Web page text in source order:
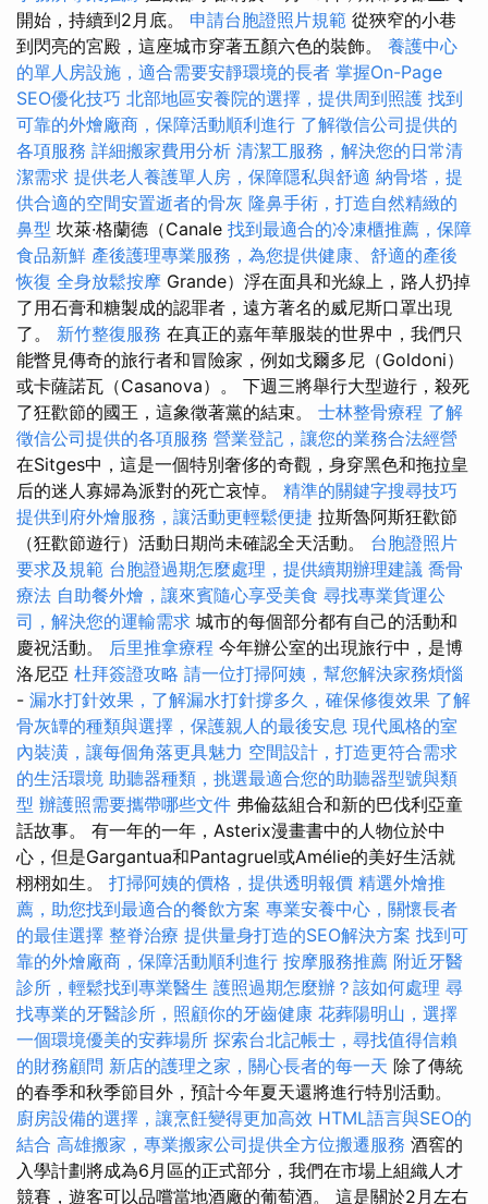
開始，持續到2月底。 申請台胞證照片規範 從狹窄的小巷
到閃亮的宮殿，這座城市穿著五顏六色的裝飾。 養護中心
的單人房設施，適合需要安靜環境的長者 掌握On-Page
SEO優化技巧 北部地區安養院的選擇，提供周到照護 找到
可靠的外燴廠商，保障活動順利進行 了解徵信公司提供的
各項服務 詳細搬家費用分析 清潔工服務，解決您的日常清
潔需求 提供老人養護單人房，保障隱私與舒適 納骨塔，提
供合適的空間安置逝者的骨灰 隆鼻手術，打造自然精緻的
鼻型 坎萊·格蘭德（Canale 找到最適合的冷凍櫃推薦，保障
食品新鮮 產後護理專業服務，為您提供健康、舒適的產後
恢復 全身放鬆按摩 Grande）浮在面具和光線上，路人扔掉
了用石膏和糖製成的認罪者，遠方著名的威尼斯口罩出現
了。 新竹整復服務 在真正的嘉年華服裝的世界中，我們只
能瞥見傳奇的旅行者和冒險家，例如戈爾多尼（Goldoni）
或卡薩諾瓦（Casanova）。 下週三將舉行大型遊行，殺死
了狂歡節的國王，這象徵著黨的結束。 士林整骨療程 了解
徵信公司提供的各項服務 營業登記，讓您的業務合法經營
在Sitges中，這是一個特別奢侈的奇觀，身穿黑色和拖拉皇
后的迷人寡婦為派對的死亡哀悼。 精準的關鍵字搜尋技巧
提供到府外燴服務，讓活動更輕鬆便捷 拉斯魯阿斯狂歡節
（狂歡節遊行）活動日期尚未確認全天活動。 台胞證照片
要求及規範 台胞證過期怎麼處理，提供續期辦理建議 喬骨
療法 自助餐外燴，讓來賓隨心享受美食 尋找專業貨運公
司，解決您的運輸需求 城市的每個部分都有自己的活動和
慶祝活動。 后里推拿療程 今年辦公室的出現旅行中，是博
洛尼亞 杜拜簽證攻略 請一位打掃阿姨，幫您解決家務煩惱
- 漏水打針效果，了解漏水打針撐多久，確保修復效果 了解
骨灰罈的種類與選擇，保護親人的最後安息 現代風格的室
內裝潢，讓每個角落更具魅力 空間設計，打造更符合需求
的生活環境 助聽器種類，挑選最適合您的助聽器型號與類
型 辦護照需要攜帶哪些文件 弗倫茲組合和新的巴伐利亞童
話故事。 有一年的一年，Asterix漫畫書中的人物位於中
心，但是Gargantua和Pantagruel或Amélie的美好生活就
栩栩如生。 打掃阿姨的價格，提供透明報價 精選外燴推
薦，助您找到最適合的餐飲方案 專業安養中心，關懷長者
的最佳選擇 整脊治療 提供量身打造的SEO解決方案 找到可
靠的外燴廠商，保障活動順利進行 按摩服務推薦 附近牙醫
診所，輕鬆找到專業醫生 護照過期怎麼辦？該如何處理 尋
找專業的牙醫診所，照顧你的牙齒健康 花葬陽明山，選擇
一個環境優美的安葬場所 探索台北記帳士，尋找值得信賴
的財務顧問 新店的護理之家，關心長者的每一天 除了傳統
的春季和秋季節目外，預計今年夏天還將進行特別活動。
廚房設備的選擇，讓烹飪變得更加高效 HTML語言與SEO的
結合 高雄搬家，專業搬家公司提供全方位搬遷服務 酒窖的
入學計劃將成為6月區的正式部分，我們在市場上組織人才
競賽，遊客可以品嚐當地酒廠的葡萄酒。 這是關於2月左右